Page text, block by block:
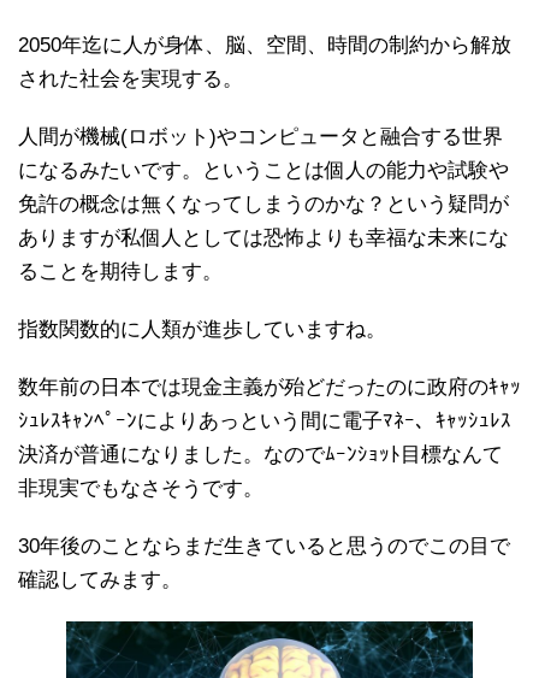
2050年迄に人が身体、脳、空間、時間の制約から解放
された社会を実現する。
人間が機械(ロボット)やコンピュータと融合する世界
になるみたいです。ということは個人の能力や試験や
免許の概念は無くなってしまうのかな？という疑問が
ありますが私個人としては恐怖よりも幸福な未来にな
ることを期待します。
指数関数的に人類が進歩していますね。
数年前の日本では現金主義が殆どだったのに政府のｷｬｯ
ｼｭﾚｽｷｬﾝﾍﾟｰﾝによりあっという間に電子ﾏﾈｰ、ｷｬｯｼｭﾚｽ
決済が普通になりました。なのでﾑｰﾝｼｮｯﾄ目標なんて
非現実でもなさそうです。
30年後のことならまだ生きていると思うのでこの目で
確認してみます。